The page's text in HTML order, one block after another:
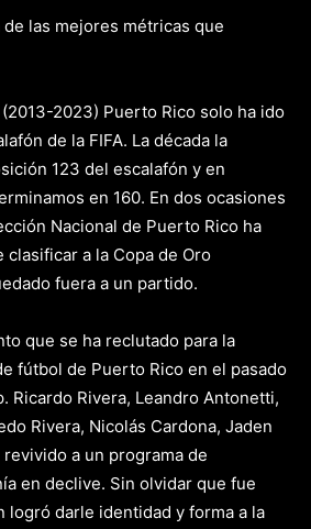
las mejores métricas que
(2013-2023) Puerto Rico solo ha ido
de la FIFA. La década la
123 del escalafón y en
en 160. En dos ocasiones
Nacional de Puerto Rico ha
clasificar a la Copa de Oro
fuera a un partido.
que se ha reclutado para la
fútbol de Puerto Rico en el pasado
Ricardo Rivera, Leandro Antonetti,
Rivera, Nicolás Cardona, Jaden
a un programa de
en declive. Sin olvidar que fue
logró darle identidad y forma a la